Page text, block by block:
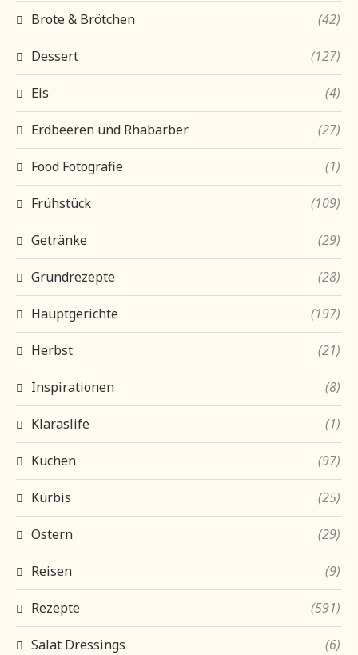
Brote & Brötchen (42)
Dessert (127)
Eis (4)
Erdbeeren und Rhabarber (27)
Food Fotografie (1)
Frühstück (109)
Getränke (29)
Grundrezepte (28)
Hauptgerichte (197)
Herbst (21)
Inspirationen (8)
Klaraslife (1)
Kuchen (97)
Kürbis (25)
Ostern (29)
Reisen (9)
Rezepte (591)
Salat Dressings (6)